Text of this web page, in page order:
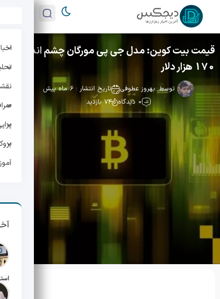
تاریخ
قیمت بیت کوین: مدل جی پی مورگان چشم انداز
170 هزار دلار
توسط :بهروز عطوفی
تاریخ انتشار : 6 ماه پیش
0 دیدگاه
74 بازدید